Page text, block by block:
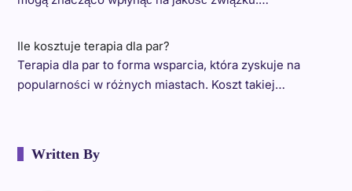
Ile kosztuje terapia dla par?
Terapia dla par to forma wsparcia, która zyskuje na
popularności w różnych miastach. Koszt takiej…
Written By